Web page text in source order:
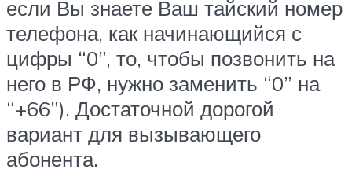
если Вы знаете Ваш тайский номер
телефона, как начинающийся с
цифры “0”, то, чтобы позвонить на
него в РФ, нужно заменить “0” на
“+66”). Достаточной дорогой
вариант для вызывающего
абонента.